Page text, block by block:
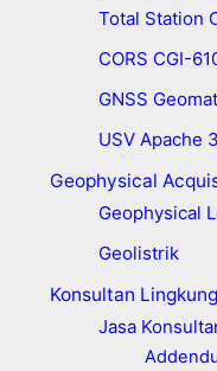
Total Station
CORS CGI-
GNSS
USV Apache 3
Geophysical
Geophysical
Geolistrik
Konsultan
Jasa